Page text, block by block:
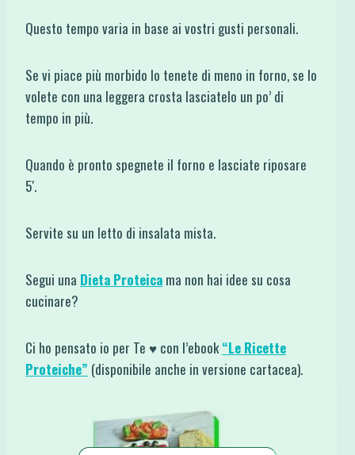
Questo tempo varia in base ai vostri gusti personali.
Se vi piace più morbido lo tenete di meno in forno, se lo
volete con una leggera crosta lasciatelo un po’ di
tempo in più.
Quando è pronto spegnete il forno e lasciate riposare
5′.
Servite su un letto di insalata mista.
Segui una Dieta Proteica ma non hai idee su cosa
cucinare?
Ci ho pensato io per Te ♥ con l’ebook “Le Ricette
Proteiche” (disponibile anche in versione cartacea).